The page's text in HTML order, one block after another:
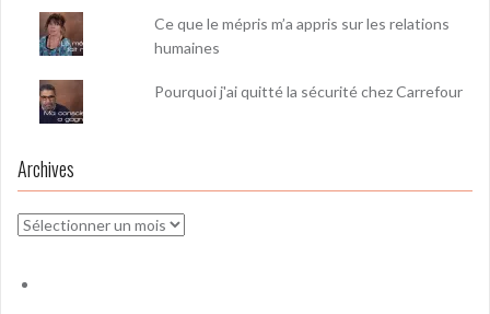
Ce que le mépris m’a appris sur les relations
humaines
Pourquoi j'ai quitté la sécurité chez Carrefour
Archives
Archives